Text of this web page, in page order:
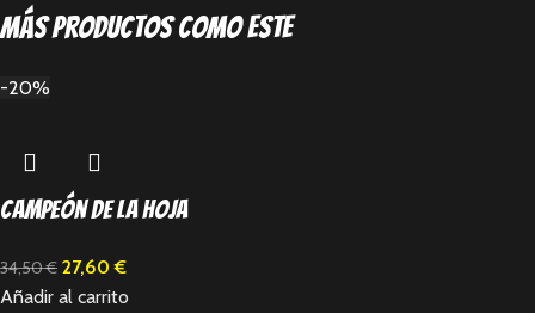
Más productos como este
-20%
Campeón de la hoja
34,50€ 27,60€
Añadir al carrito